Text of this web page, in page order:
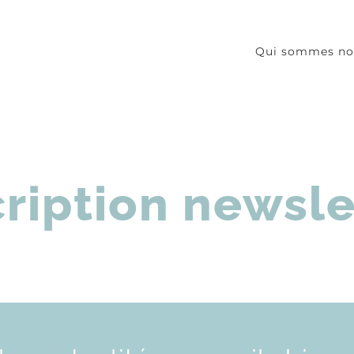
Qui sommes